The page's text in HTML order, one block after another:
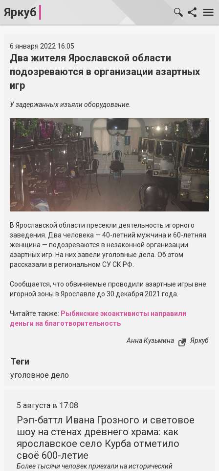
Яркуб
6 января 2022 16:05
Два жителя Ярославской области
подозреваются в организации азартных
игр
У задержанных изъяли оборудование.
В Ярославской области пресекли деятельность игорного
заведения. Два человека — 40-летний мужчина и 60-летняя
женщина — подозреваются в незаконной организации
азартных игр. На них завели уголовные дела. Об этом
рассказали в региональном СУ СК РФ.
Сообщается, что обвиняемые проводили азартные игры вне
игорной зоны в Ярославле до 30 декабря 2021 года.
Читайте также: Рыбинские экоактивисты направили
деньги на благотворительность
Анна Кузьмина Яркуб
Теги
уголовное дело
5 августа в 17:08
Рэп-баттл Ивана Грозного и световое
шоу на стенах древнего храма: как
ярославское село Курба отметило
своё 600-летие
Более тысячи человек приехали на исторический